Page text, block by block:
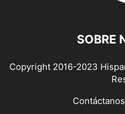
SOBRE
Copyright 2016-2023